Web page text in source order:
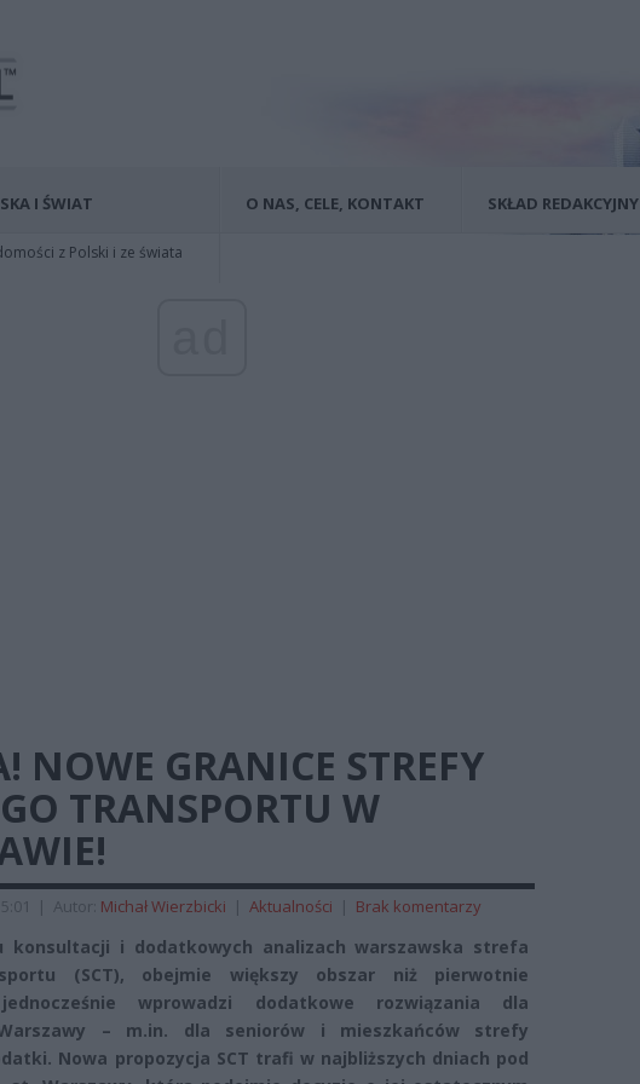
I ŚWIAT
z Polski i ze świata
O NAS, CELE, KONTAKT SKŁAD REDAKCYJNY
NOWE GRANICE STREFY
TRANSPORTU W
| Autor: Michał Wierzbicki | Aktualności | Brak komentarzy
konsultacji i dodatkowych analizach warszawska strefa
(SCT), obejmie większy obszar niż pierwotnie
wprowadzi dodatkowe rozwiązania dla
– m.in. dla seniorów i mieszkańców strefy
Nowa propozycja SCT trafi w najbliższych dniach pod